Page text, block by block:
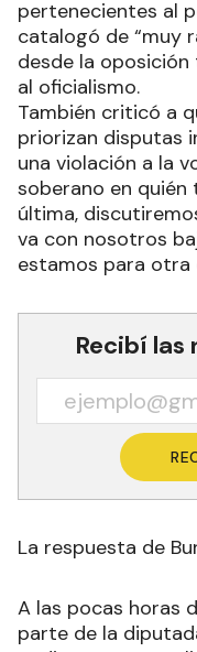
pertenecientes al
catalogó de “muy
desde la
al oficialismo.
También criticó a
priorizan disputas
una violación a la
soberano en quién
última,
va con nosotros
estamos para otra
Recibí
La respuesta de
A las pocas horas
parte de la